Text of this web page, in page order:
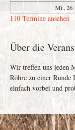
Mi.,
110 Termine ansehen
Über die
Wir treffen uns jeden
Röhre zu einer
einfach vorbei und